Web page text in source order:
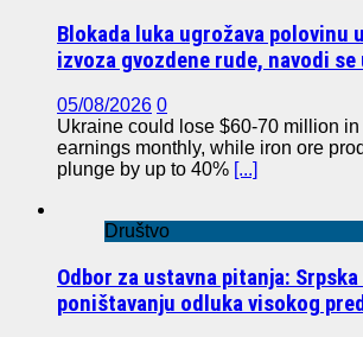
Blokada luka ugrožava polovinu
izvoza gvozdene rude, navodi
05/08/2026 0
Ukraine could lose $60-70 million
earnings monthly, while iron ore
plunge by up to 40% [...]
Društvo
Odbor za ustavna pitanja:
poništavanju odluka visokog